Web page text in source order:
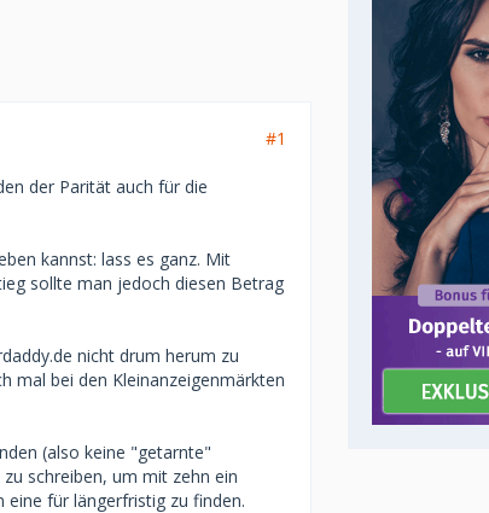
#1
der Parität auch für die
kannst: lass es ganz. Mit
sollte man jedoch diesen Betrag
nicht drum herum zu
mal bei den Kleinanzeigenmärkten
(also keine "getarnte"
schreiben, um mit zehn ein
für längerfristig zu finden.